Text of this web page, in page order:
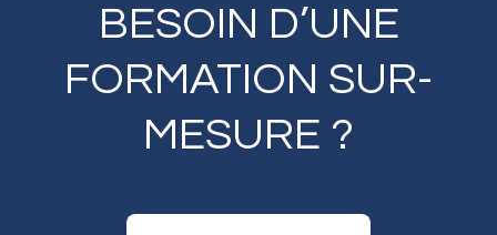
BESOIN D’UNE
FORMATION SUR-
MESURE ?